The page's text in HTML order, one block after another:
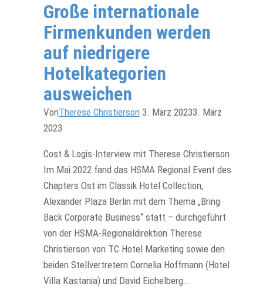
Große internationale
Firmenkunden werden
auf niedrigere
Hotelkategorien
ausweichen
VonTherese Christierson 3. März 20233. März
2023
Cost & Logis-Interview mit Therese Christierson
Im Mai 2022 fand das HSMA Regional Event des
Chapters Ost im Classik Hotel Collection,
Alexander Plaza Berlin mit dem Thema „Bring
Back Corporate Business“ statt – durchgeführt
von der HSMA-Regionaldirektion Therese
Christierson von TC Hotel Marketing sowie den
beiden Stellvertretern Cornelia Hoffmann (Hotel
Villa Kastania) und David Eichelberg…